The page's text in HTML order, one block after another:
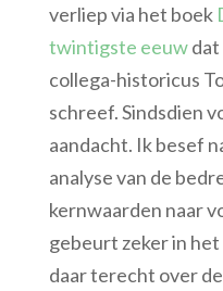
verliep via het boek
twintigste eeuwdat
collega-historicus
schreef. Sindsdien
aandacht. Ik besef
analyse van de
kernwaarden naar
gebeurt zeker in
daar terecht over